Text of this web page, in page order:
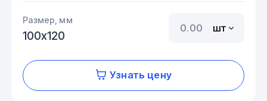
Размер, мм
100х120
шт
Узнать цену